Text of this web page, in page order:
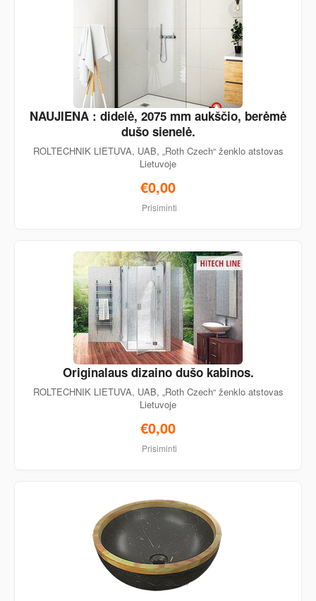
NAUJIENA : didelė, 2075 mm aukščio, berėmė
dušo sienelė.
ROLTECHNIK LIETUVA, UAB, „Roth Czech“ ženklo atstovas
Lietuvoje
€0,00
Prisiminti
Originalaus dizaino dušo kabinos.
ROLTECHNIK LIETUVA, UAB, „Roth Czech“ ženklo atstovas
Lietuvoje
€0,00
Prisiminti